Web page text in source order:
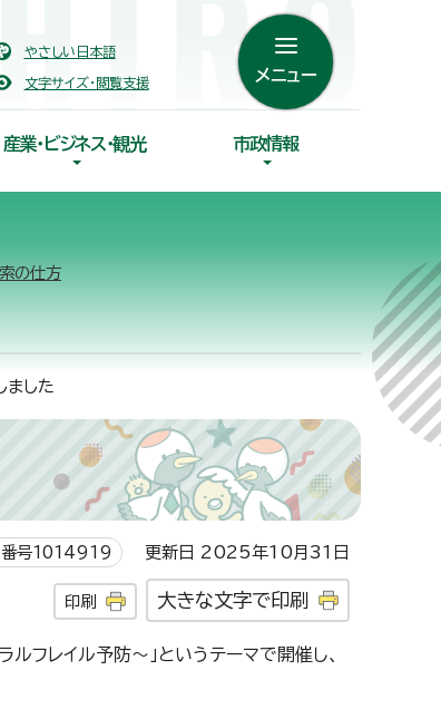
やさしい日本語
文字サイズ・閲覧支援 メニュー
産業・ビジネス・観光 市政情報
の仕方
した
番号1014919 更新日 2025年10月31日
印刷 大きな文字で印刷
レイル予防～」というテーマで開催し、